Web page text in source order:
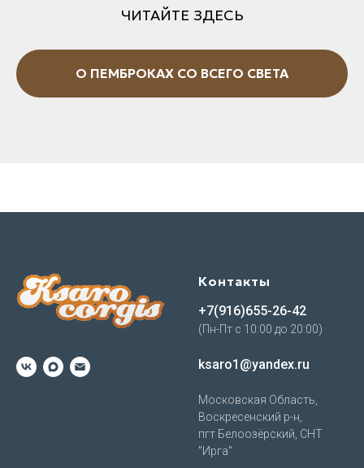
ЧИТАЙТЕ ЗДЕСЬ
О ПЕМБРОКАХ СО ВСЕГО СВЕТА
Контакты
+7(916)655-26-42
(Пн-Пт с 10:00 до 20:00)
ksaro1@yandex.ru
Московская Область,
Воскресенский р-н,
пгт Белоозёрский, СНТ
"Ирга"